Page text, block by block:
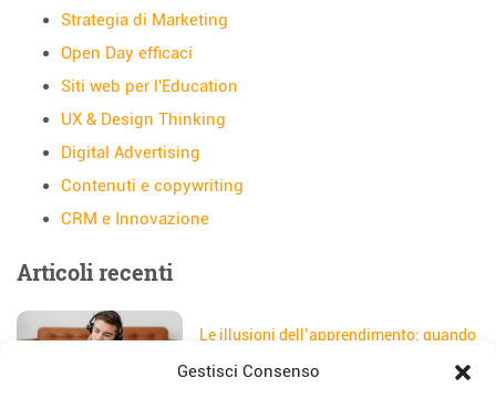
Gestisci Consenso
Strategia di Marketing
Open Day efficaci
Siti web per l'Education
UX & Design Thinking
Digital Advertising
Contenuti e copywriting
CRM e Innovazione
Articoli recenti
Le illusioni dell’apprendimento: quando
Data:5 Agosto 2026